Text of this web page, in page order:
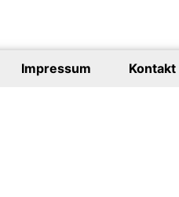
Impressum Kontakt